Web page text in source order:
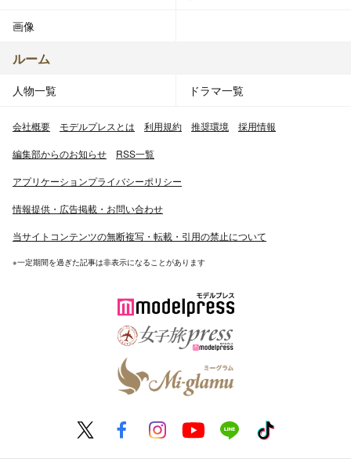
画像
ルーム
人物一覧 ドラマ一覧
会社概要 モデルプレスとは 利用規約 推奨環境 採用情報
編集部からのお知らせ RSS一覧
アプリケーションプライバシーポリシー
情報提供・広告掲載・お問い合わせ
当サイトコンテンツの無断複写・転載・引用の禁止について
※一定期間を過ぎた記事は非表示になることがあります